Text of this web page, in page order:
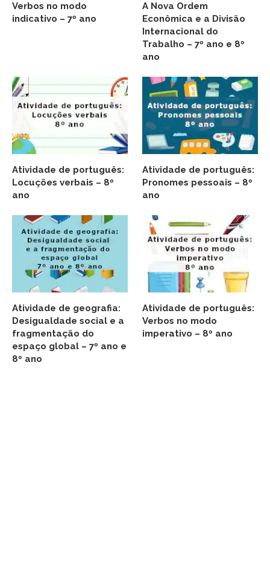
Verbos no modo
indicativo – 7º ano
A Nova Ordem
Econômica e a Divisão
Internacional do
Trabalho – 7º ano e 8º
ano
Atividade de português:
Locuções verbais – 8º
ano
Atividade de português:
Pronomes pessoais – 8º
ano
Atividade de geografia:
Desigualdade social e a
fragmentação do
espaço global – 7º ano e
8º ano
Atividade de português:
Verbos no modo
imperativo – 8º ano